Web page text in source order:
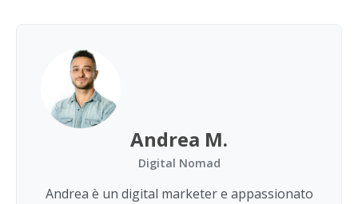
Andrea M.
Digital Nomad
Andrea è un digital marketer e appassionato